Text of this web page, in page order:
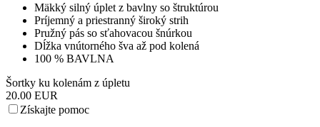
Mäkký silný úplet z bavlny so štruktúrou
Príjemný a priestranný široký strih
Pružný pás so sťahovacou šnúrkou
Dĺžka vnútorného šva až pod kolená
100 % BAVLNA
Šortky ku kolenám z úpletu
20.00 EUR
Získajte pomoc